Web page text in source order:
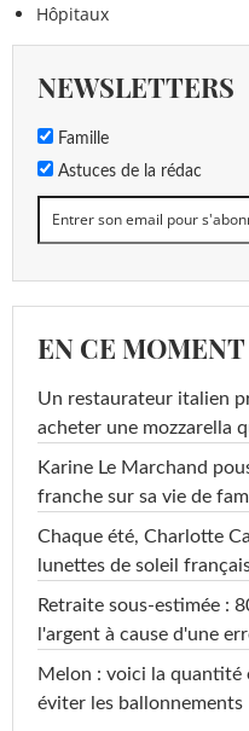
Hôpitaux
NEWSLETTERS
Famille
Astuces de la rédac
EN CE MOMENT
Un restaurateur italien
acheter une mozzarella
Karine Le Marchand
franche sur sa vie de
Chaque été, Charlotte
lunettes de soleil
Retraite sous-estimée :
l'argent à cause d'une
Melon : voici la quantité
éviter les ballonnements